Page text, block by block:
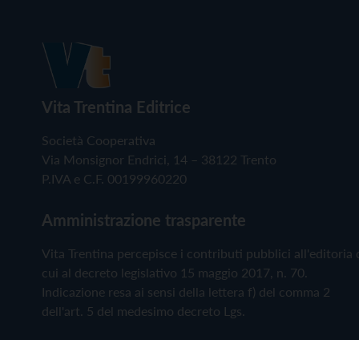
Vita Trentina Editrice
Società Cooperativa
Via Monsignor Endrici, 14 – 38122 Trento
P.IVA e C.F. 00199960220
Amministrazione trasparente
Vita Trentina percepisce i contributi pubblici all'editoria
cui al decreto legislativo 15 maggio 2017, n. 70.
Indicazione resa ai sensi della lettera f) del comma 2
dell'art. 5 del medesimo decreto Lgs.